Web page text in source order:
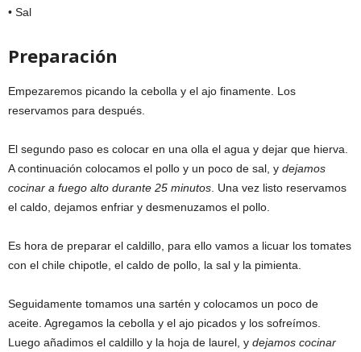
• Sal
Preparación
Empezaremos picando la cebolla y el ajo finamente. Los
reservamos para después.
El segundo paso es colocar en una olla el agua y dejar que hierva.
A continuación colocamos el pollo y un poco de sal, y dejamos
cocinar a fuego alto durante 25 minutos . Una vez listo reservamos
el caldo, dejamos enfriar y desmenuzamos el pollo.
Es hora de preparar el caldillo, para ello vamos a licuar los tomates
con el chile chipotle, el caldo de pollo, la sal y la pimienta.
Seguidamente tomamos una sartén y colocamos un poco de
aceite. Agregamos la cebolla y el ajo picados y los sofreímos.
Luego añadimos el caldillo y la hoja de laurel, y dejamos cocinar